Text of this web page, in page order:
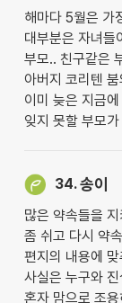
해마다 5월은 가
대부분은 자녀들
부모.. 친구같은
아버지 코리텐
이미 늦은 지금
잊지 못할 부모
34.송이
많은 약속들을
좀 쉬고 다시 약
편지의 내용에
사실은 누구와
혼자 맘으로 조